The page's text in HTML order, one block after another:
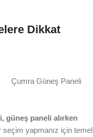
Dikkat
Çumra Güneş Paneli
güneş paneli alırken
seçim yapmanız için temel